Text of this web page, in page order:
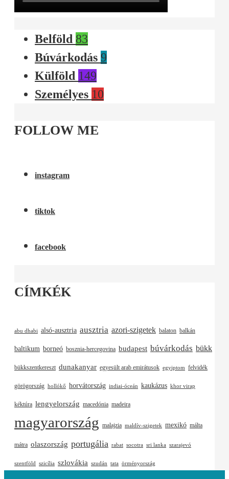
Belföld 83
Búvárkodás 9
Külföld 149
Személyes 10
FOLLOW ME
instagram
tiktok
facebook
CÍMKÉK
abu dhabi alsó-ausztria ausztria azori-szigetek balaton balkán
baltikum borneó bosznia-hercegovina budapest búvárkodás bükk
bükkszentkereszt dunakanyar egyesült arab emirátusok egyiptom felvidék
görögország hollókő horvátország indiai-óceán kaukázus khor virap
kéktúra lengyelország macedónia madeira
magyarország malajzia maldív-szigetek mexikó málta
mátra olaszország portugália rabat socotra sri lanka szarajevó
szentföld szicília szlovákia szudán tata örményország